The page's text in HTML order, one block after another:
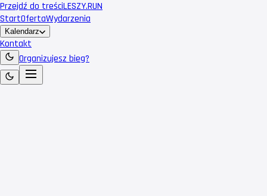
Przejdź do treściLESZY.RUN
StartOfertaWydarzenia
Kalendarz
Kontakt
Organizujesz bieg?